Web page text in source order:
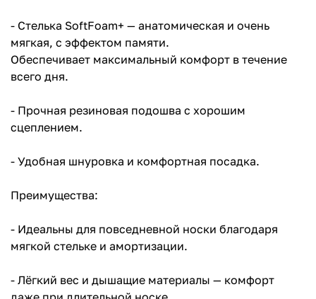
- Стелька SoftFoam+ — анатомическая и очень
мягкая, с эффектом памяти.
Обеспечивает максимальный комфорт в течение
всего дня.
- Прочная резиновая подошва с хорошим
сцеплением.
- Удобная шнуровка и комфортная посадка.
Преимущества:
- Идеальны для повседневной носки благодаря
мягкой стельке и амортизации.
- Лёгкий вес и дышащие материалы — комфорт